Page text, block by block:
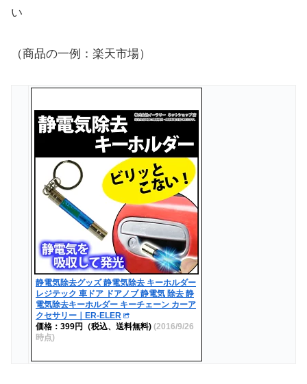
い
（商品の一例：楽天市場）
静電気除去グッズ 静電気除去 キーホルダー
レジテック 車ドア ドアノブ 静電気 除去 静
電気除去キーホルダー キーチェーン カーア
クセサリー｜ER-ELER
価格：399円（税込、送料無料) (2016/9/26
時点)